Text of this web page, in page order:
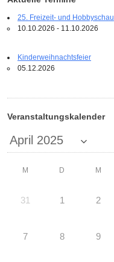
25. Freizeit- und Hobbyschau
10.10.2026 - 11.10.2026
Kinderweihnachtsfeier
05.12.2026
Veranstaltungskalender
M D M
31 1 2
7 8 9